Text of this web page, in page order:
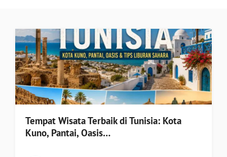
Tempat Wisata Terbaik di Tunisia: Kota
Kuno, Pantai, Oasis…